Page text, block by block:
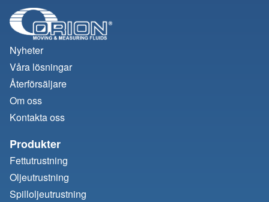
Nyheter
Våra lösningar
Återförsäljare
Om oss
Kontakta oss
Produkter
Fettutrustning
Oljeutrustning
Spilloljeutrustning